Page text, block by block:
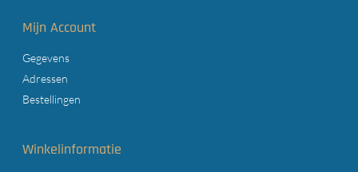
Mijn Account
Gegevens
Adressen
Bestellingen
Winkelinformatie